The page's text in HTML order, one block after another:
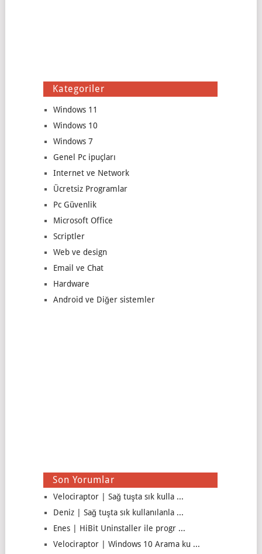
Kategoriler
Windows 11
Windows 10
Windows 7
Genel Pc ipuçları
Internet ve Network
Ücretsiz Programlar
Pc Güvenlik
Microsoft Office
Scriptler
Web ve design
Email ve Chat
Hardware
Android ve Diğer sistemler
Son Yorumlar
Velociraptor | Sağ tuşta sık kulla ...
Deniz | Sağ tuşta sık kullanılanla ...
Enes | HiBit Uninstaller ile progr ...
Velociraptor | Windows 10 Arama ku ...